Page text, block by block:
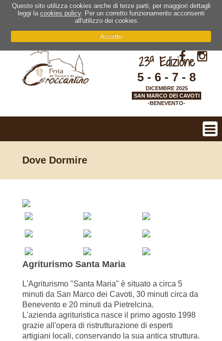
Questo sito utilizza cookies anche di terze parti, per maggiori dettagli
leggi la cookies policy. Per un corretto funzionamento acconsenti
all'utilizzo dei cookies.
Accetto
23aEdizione
5 - 6 - 7 - 8
DICEMBRE 2025
SAN MARCO DEI CAVOTI
-BENEVENTO-
Dove Dormire
Agriturismo Santa Maria
L'Agriturismo "Santa Maria" è situato a circa 5
minuti da San Marco dei Cavoti, 30 minuti circa da
Benevento e 20 minuti da Pietrelcina.
L'azienda agrituristica nasce il primo agosto 1998
grazie all'opera di ristrutturazione di esperti
artigiani locali, conservando la sua antica struttura.